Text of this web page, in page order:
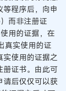
程序后，向申
而非注册证
用的证据，在
真实使用的证
实使用的证据之
册证书。由此可
请后仅仅可以获